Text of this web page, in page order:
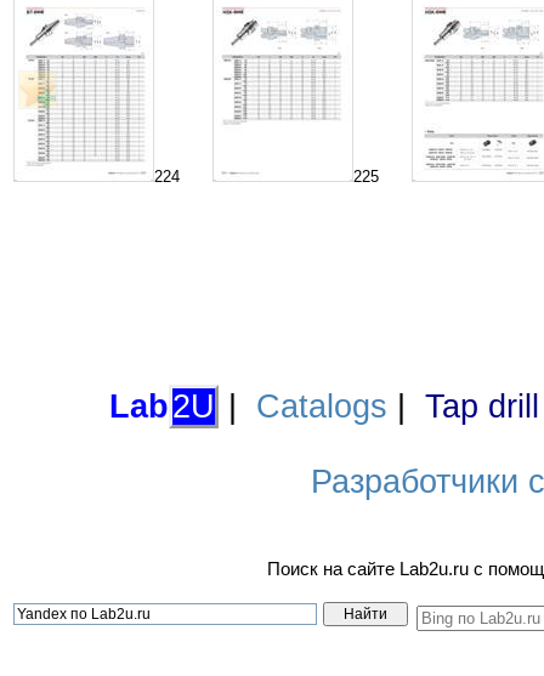
224 225
Lab2U Catalogs Tap
Разработчики
Поиск на сайте Lab2u.ru с